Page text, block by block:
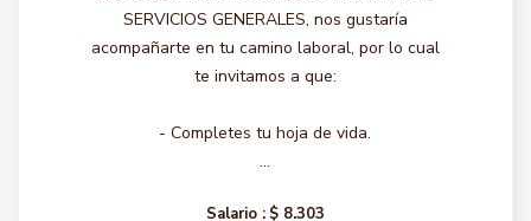
SERVICIOS GENERALES, nos gustaría
acompañarte en tu camino laboral, por lo cual
te invitamos a que:
- Completes tu hoja de vida.
...
Salario : $ 8.303